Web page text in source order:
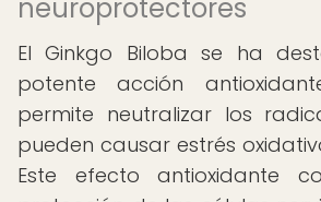
neuroprotectores
El Ginkgo Biloba se ha
potente acción
permite neutralizar los
pueden causar estrés
Este efecto antioxidante